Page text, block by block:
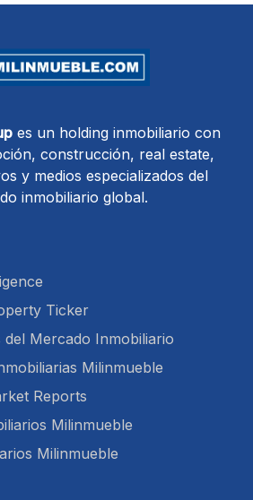
es un holding inmobiliario con
construcción, real estate,
y medios especializados del
inmobiliario global.
Ticker
del Mercado Inmobiliario
Milinmueble
Reports
Milinmueble
Milinmueble